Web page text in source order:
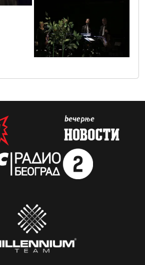
mg_5507